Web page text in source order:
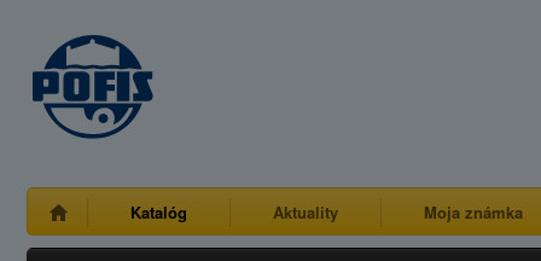
Katalóg Aktuality Moja známka